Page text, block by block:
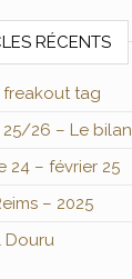
RÉCENTS
freakout tag
26 – Le bilan
24 – février 25
– 2025
Douru